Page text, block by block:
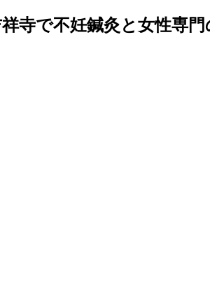
寺で不妊鍼灸と女性専